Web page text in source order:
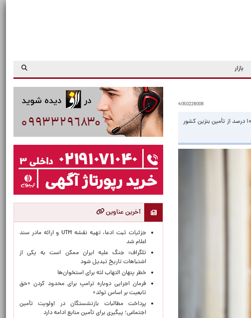
بازار
4050228008
در پی آسیب به تأسیسات نفتی کشور در جریان جنگ رمضان، بخشی از تولید بنزین کاهش یافته و همراه با افزایش مصرف بنزین، حدود ۱۰ درصد از تأمین بنزین کشور
آخرین عناوین
جزئیات ثبت ادعا، تهیه نقشه UTM و ارائه مادر سند
اعلام شد
تلگراف: جنگ علیه ایران ممکن است به یکی از
اشتباهات تاریخ تبدیل شود
خطر پنهان التهاب لثه برای استخوان‌ها
فرمان اجرایی دوباره ترامپ برای محدود کردن «حق
تابعیت بر اساس تولد»
پرداخت مطالبات بازنشستگان در اولویت تأمین
اجتماعی؛ پیگیری برای تأمین منابع ادامه دارد